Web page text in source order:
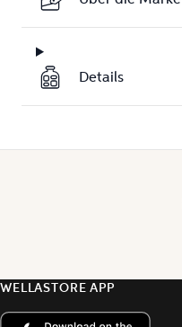
Details
WELLASTORE APP